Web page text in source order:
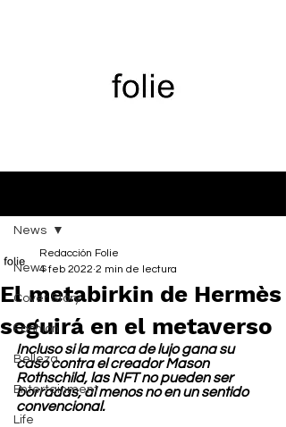
News
Cover Story
Fashion
Belleza
Entertainment
Life
News
El metabirkin de Hermès
seguirá en el metaverso
Redacción Folie
4 feb 2022 2 min de lectura
Incluso si la marca de lujo gana su
caso contra el creador Mason
Rothschild, las NFT no pueden ser
borradas, al menos no en un sentido
convencional.